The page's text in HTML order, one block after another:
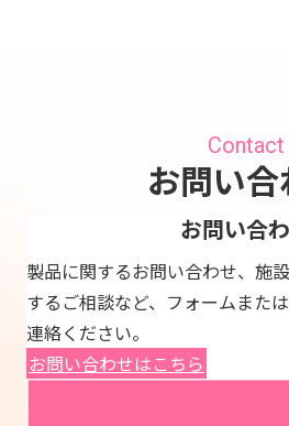
Contact
お問い合
お問い合
製品に関するお問い合わせ、施
するご相談など、フォームまた
連絡ください。
お問い合わせはこちら